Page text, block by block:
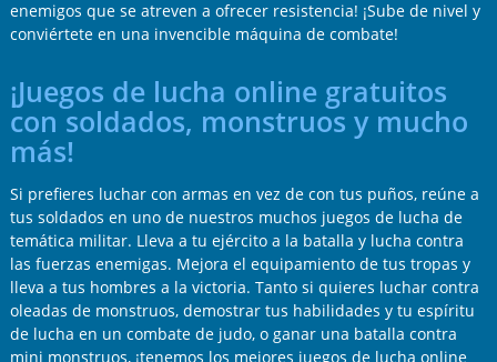
enemigos que se atreven a ofrecer resistencia! ¡Sube de nivel y
conviértete en una invencible máquina de combate!
¡Juegos de lucha online gratuitos
con soldados, monstruos y mucho
más!
Si prefieres luchar con armas en vez de con tus puños, reúne a
tus soldados en uno de nuestros muchos juegos de lucha de
temática militar. Lleva a tu ejército a la batalla y lucha contra
las fuerzas enemigas. Mejora el equipamiento de tus tropas y
lleva a tus hombres a la victoria. Tanto si quieres luchar contra
oleadas de monstruos, demostrar tus habilidades y tu espíritu
de lucha en un combate de judo, o ganar una batalla contra
mini monstruos, ¡tenemos los mejores juegos de lucha online